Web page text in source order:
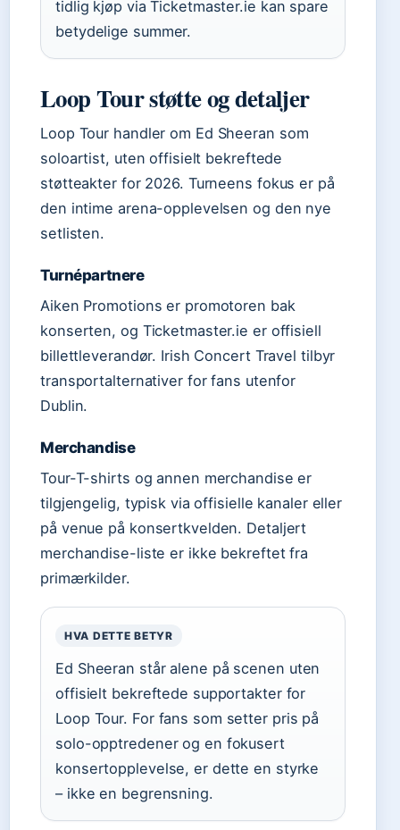
tidlig kjøp via Ticketmaster.ie kan spare
betydelige summer.
Loop Tour støtte og detaljer
Loop Tour handler om Ed Sheeran som
soloartist, uten offisielt bekreftede
støtteakter for 2026. Turneens fokus er på
den intime arena-opplevelsen og den nye
setlisten.
Turnépartnere
Aiken Promotions er promotoren bak
konserten, og Ticketmaster.ie er offisiell
billettleverandør. Irish Concert Travel tilbyr
transportalternativer for fans utenfor
Dublin.
Merchandise
Tour-T-shirts og annen merchandise er
tilgjengelig, typisk via offisielle kanaler eller
på venue på konsertkvelden. Detaljert
merchandise-liste er ikke bekreftet fra
primærkilder.
HVA DETTE BETYR
Ed Sheeran står alene på scenen uten
offisielt bekreftede supportakter for
Loop Tour. For fans som setter pris på
solo-opptredener og en fokusert
konsertopplevelse, er dette en styrke
– ikke en begrensning.